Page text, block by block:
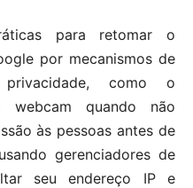
para retomar o
por mecanismos de
como o
webcam quando não
às pessoas antes de
gerenciadores de
seu endereço IP e